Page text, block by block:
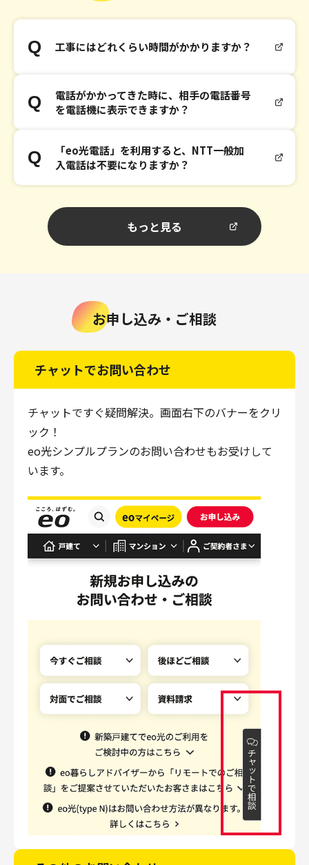
工事にはどれくらい時間がかかりますか？
電話がかかってきた時に、相手の電話番号
を電話機に表示できますか？
「eo光電話」を利用すると、NTT一般加
入電話は不要になりますか？
もっと見る
お申し込み・ご相談
チャットでお問い合わせ
チャットですぐ疑問解決。画面右下のバナーをクリ
ック！
eo光シンプルプランのお問い合わせもお受けして
います。